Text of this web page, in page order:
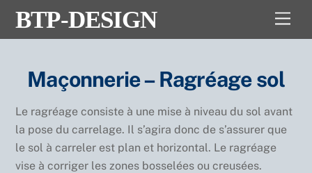
BTP-DESIGN
Maçonnerie – Ragréage sol
Le ragréage consiste à une mise à niveau du sol avant
la pose du carrelage. Il s’agira donc de s’assurer que
le sol à carreler est plan et horizontal. Le ragréage
vise à corriger les zones bosselées ou creusées.